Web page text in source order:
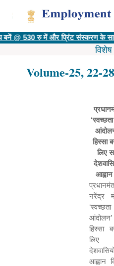
530 रु में और प्रिंट संस्करण के साथ
Volume-25, 22-
‘स्वच्छता
हिस्सा
लिए
आह्वान
नरेंद्र
‘स्वच्छता
आंदोलन
हिस्सा
लिए
आह्वान